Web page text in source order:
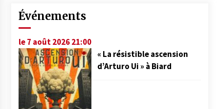
Événements
le 7 août 2026 21:00
« La résistible ascension
d’Arturo Ui » à Biard